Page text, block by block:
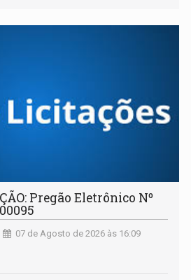
Pregão Eletrônico Nº
07 de Agosto de 2026 às 16:09